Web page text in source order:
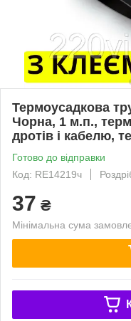
Термоусадкова
Чорна, 1 м.п.,
дротів і кабелю,
Готово до відправки
Код: RE14219ч
37 ₴
Мінімальна сума